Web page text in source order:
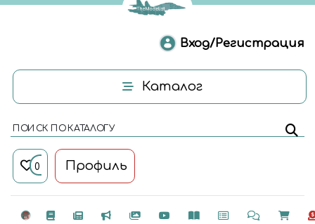
Вход/Регистрация
Каталог
ПОИСК ПО КАТАЛОГУ
0 Профиль